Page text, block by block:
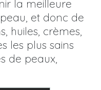
la meilleure
et donc de
huiles, crèmes,
les plus sains
de peaux,